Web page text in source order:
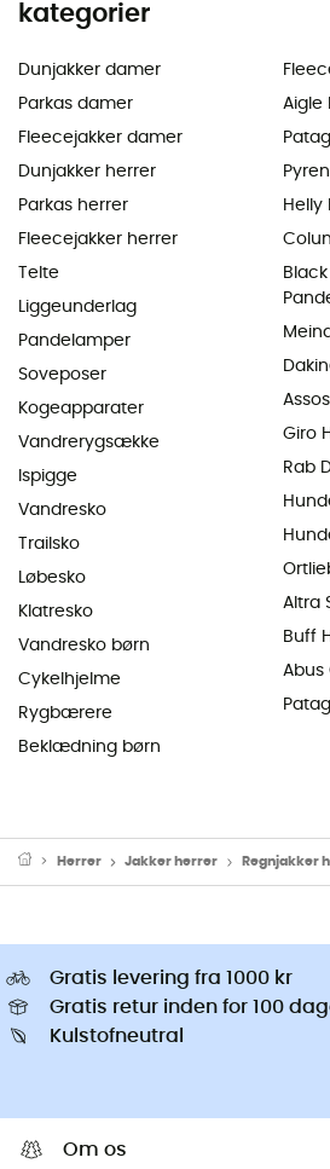
kategorier
Dunjakker damer
Parkas damer
Fleecejakker damer
Dunjakker herrer
Parkas herrer
Fleecejakker herrer
Telte
Liggeunderlag
Pandelamper
Soveposer
Kogeapparater
Vandrerygsække
Ispigge
Vandresko
Trailsko
Løbesko
Klatresko
Vandresko børn
Cykelhjelme
Rygbærere
Beklædning børn
Aigle
Helly
Giro
Rab
Altra
Buff
Abus
Herrer Jakker herrer Regnjakker
Gratis levering fra 1000 kr
Gratis retur inden for 100
Kulstofneutral
Om os